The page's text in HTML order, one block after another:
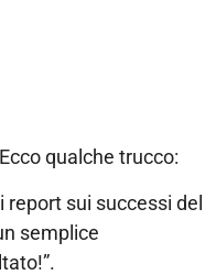
qualche trucco:
sui successi del
semplice